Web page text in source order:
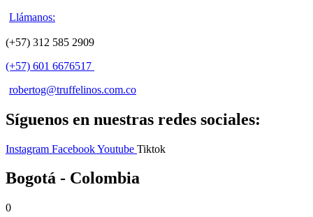
Llámanos:
(+57) 312 585 2909
(+57) 601 6676517
robertog@truffelinos.com.co
Síguenos en nuestras redes sociales:
Instagram FacebookYoutube Tiktok
Bogotá - Colombia
0